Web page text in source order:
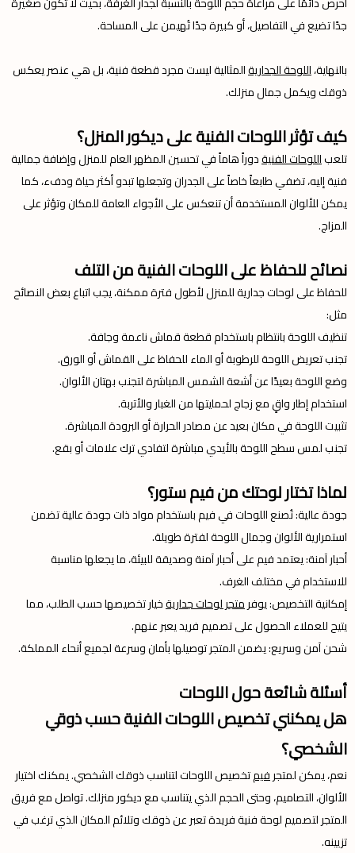
جدًا تضيع في التفاصيل، أو كبيرة جدًا تُهيمن على المساحة.
بالنهاية،اللوحة الجداريةالمثالية ليست مجرد قطعة فنية، بل هي عنصر يعكس
ذوقك ويكمل جمال منزلك.
كيف تؤثر اللوحات الفنية على ديكور المنزل؟
تلعباللوحات الفنيةدوراً هاماً في تحسين المظهر العام للمنزل وإضافة جمالية
فنية إليه، تضفي طابعاً خاصاً على الجدران وتجعلها تبدو أكثر حياة ودفء، كما
يمكن للألوان المستخدمة أن تنعكس على الأجواء العامة للمكان وتؤثر على
المزاج.
نصائح للحفاظ على اللوحات الفنية من التلف
للحفاظ على لوحات جدارية للمنزل لأطول فترة ممكنة، يجب اتباع بعض النصائح
مثل:
تنظيف اللوحة بانتظام باستخدام قطعة قماش ناعمة وجافة.
تجنب تعريض اللوحة للرطوبة أو الماء للحفاظ على القماش أو الورق.
وضع اللوحة بعيدًا عن أشعة الشمس المباشرة لتجنب بهتان الألوان.
استخدام إطار واقٍ مع زجاج لحمايتها من الغبار والأتربة.
تثبيت اللوحة في مكان بعيد عن مصادر الحرارة أو البرودة المباشرة.
تجنب لمس سطح اللوحة بالأيدي مباشرة لتفادي ترك علامات أو بقع.
لماذا تختار لوحتك من فيم ستور؟
جودة عالية: تُصنع اللوحات في فيم باستخدام مواد ذات جودة عالية تضمن
استمرارية الألوان وجمال اللوحة لفترة طويلة.
أحبار آمنة: يعتمد فيم على أحبار آمنة وصديقة للبيئة، ما يجعلها مناسبة
للاستخدام في مختلف الغرف.
إمكانية التخصيص: يوفرمتجر لوحات جداريةخيار تخصيصها حسب الطلب، مما
يتيح للعملاء الحصول على تصميم فريد يعبر عنهم.
شحن آمن وسريع: يضمن المتجر توصيلها بأمان وسرعة لجميع أنحاء المملكة.
أسئلة شائعة حول اللوحات
هل يمكنني تخصيص اللوحات الفنية حسب ذوقي
الشخصي؟
نعم، يمكن لمتجرفيمتخصيص اللوحات لتناسب ذوقك الشخصي. يمكنك اختيار
الألوان، التصاميم، وحتى الحجم الذي يتناسب مع ديكور منزلك. تواصل مع فريق
المتجر لتصميم لوحة فنية فريدة تعبر عن ذوقك وتلائم المكان الذي ترغب في
تزيينه.